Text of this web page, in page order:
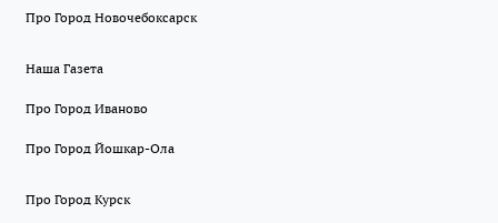
Про Город Новочебоксарск
Наша Газета
Про Город Иваново
Про Город Йошкар-Ола
Про Город Курск